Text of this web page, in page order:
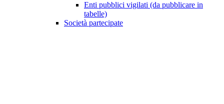
Enti pubblici vigilati (da pubblicare in
tabelle)
Società partecipate